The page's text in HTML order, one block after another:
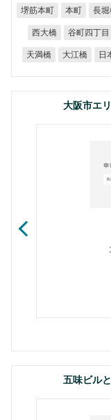
堺筋本町 本町 長
西大橋 谷町四丁目
天満橋 大江橋 日
大阪市エ
五味ビル